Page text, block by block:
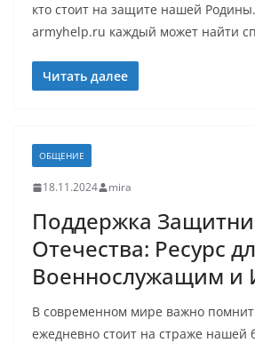
кто стоит на защите нашей
armyhelp.ru каждый может найти
Читать далее
ОБЩЕНИЕ
18.11.2024 mira
Поддержка
Отечества: Ресурс
Военнослужащим и
В современном мире важно
ежедневно стоит на страже нашей